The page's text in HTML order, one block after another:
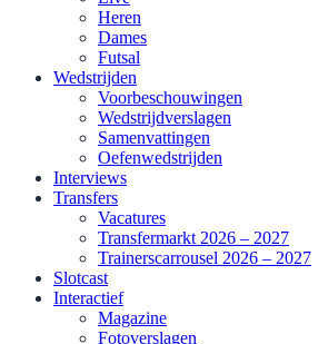
Heren
Dames
Futsal
Wedstrijden
Voorbeschouwingen
Wedstrijdverslagen
Samenvattingen
Oefenwedstrijden
Interviews
Transfers
Vacatures
Transfermarkt 2026 – 2027
Trainerscarrousel 2026 – 2027
Slotcast
Interactief
Magazine
Fotoverslagen